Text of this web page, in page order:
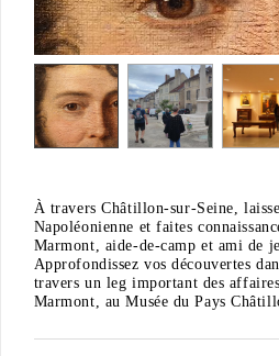
À travers Châtillon-sur-Seine,
Napoléonienne et faites
Marmont, aide-de-camp et ami de
Approfondissez vos découvertes
travers un leg important des
Marmont, au Musée du Pays